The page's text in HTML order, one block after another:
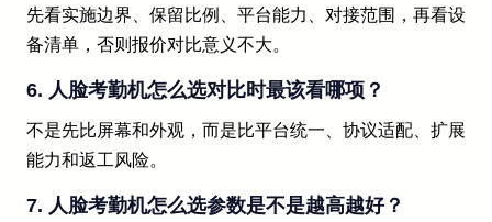
先看实施边界、保留比例、平台能力、对接范围，再看设
备清单，否则报价对比意义不大。
6. 人脸考勤机怎么选对比时最该看哪项？
不是先比屏幕和外观，而是比平台统一、协议适配、扩展
能力和返工风险。
7. 人脸考勤机怎么选参数是不是越高越好？